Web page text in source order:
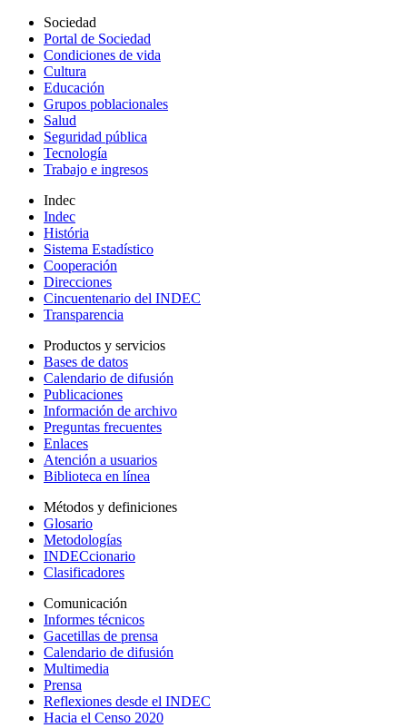
Sociedad
Portal de Sociedad
Condiciones de vida
Cultura
Educación
Grupos poblacionales
Salud
Seguridad pública
Tecnología
Trabajo e ingresos
Indec
Indec
História
Sistema Estadístico
Cooperación
Direcciones
Cincuentenario del INDEC
Transparencia
Productos y servicios
Bases de datos
Calendario de difusión
Publicaciones
Información de archivo
Preguntas frecuentes
Enlaces
Atención a usuarios
Biblioteca en línea
Métodos y definiciones
Glosario
Metodologías
INDECcionario
Clasificadores
Comunicación
Informes técnicos
Gacetillas de prensa
Calendario de difusión
Multimedia
Prensa
Reflexiones desde el INDEC
Hacia el Censo 2020